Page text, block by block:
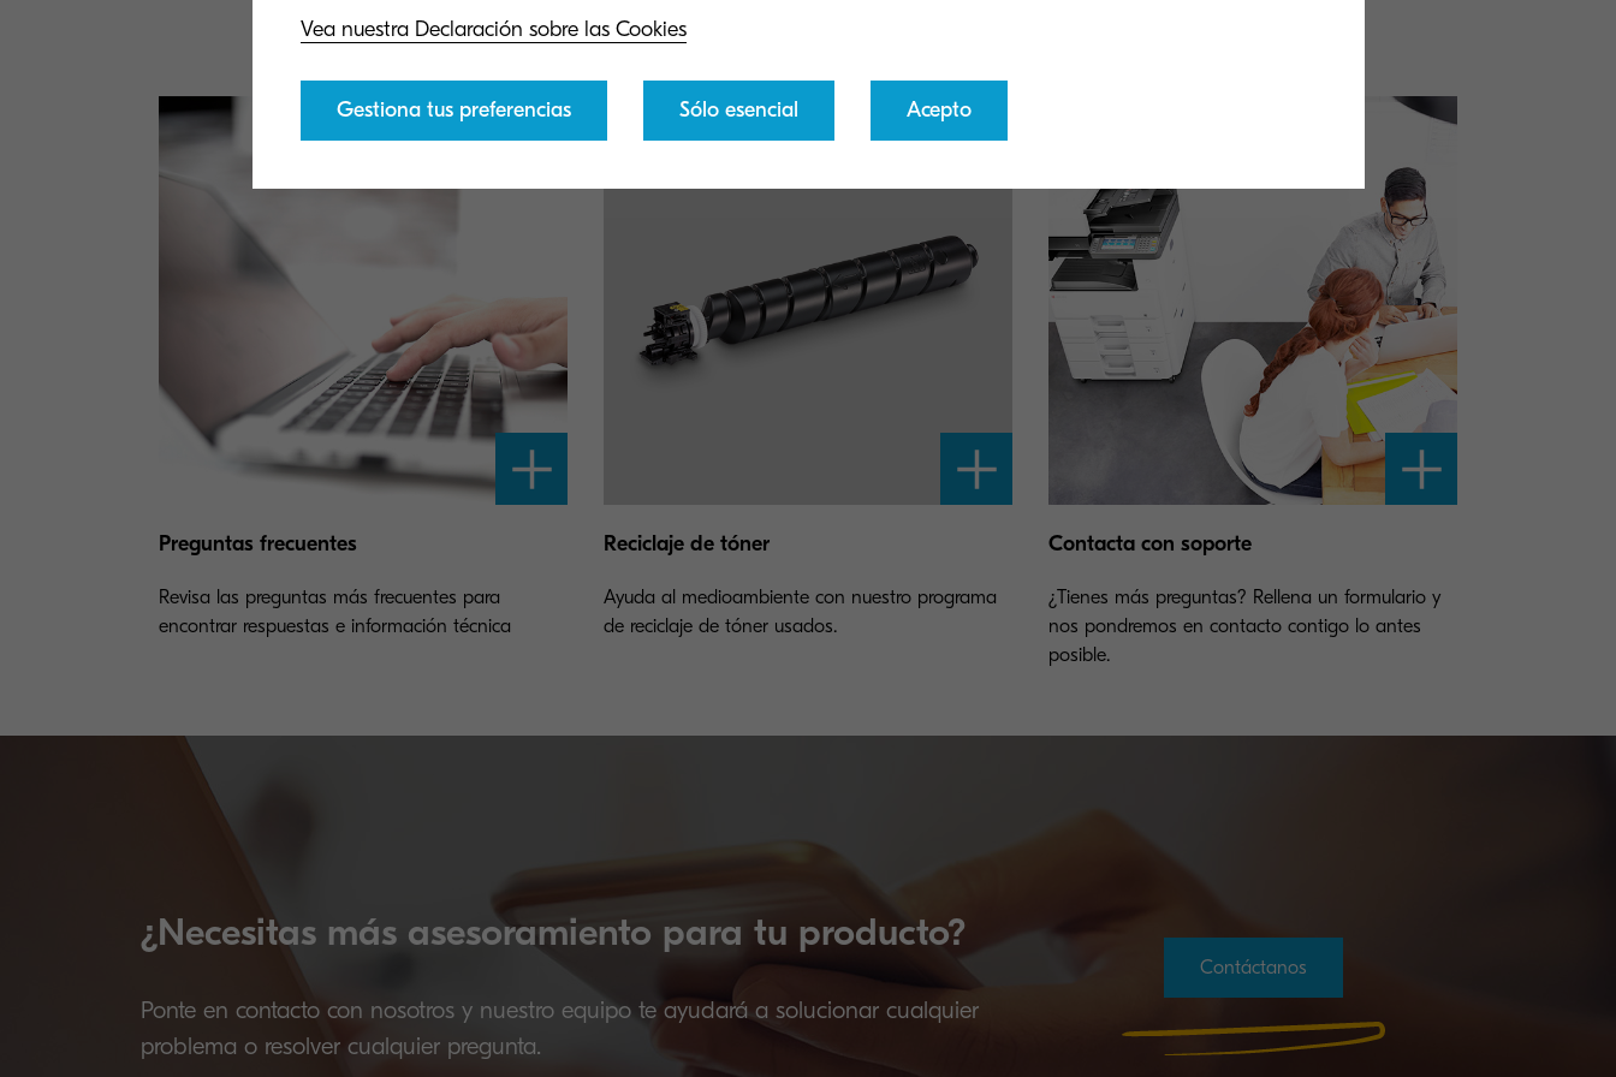
Preguntas frecuentes
Revisa las preguntas más frecuentes para
encontrar respuestas e información técnica
Reciclaje de tóner
Ayuda al medioambiente con nuestro programa
de reciclaje de tóner usados.
Contacta con soporte
¿Tienes más preguntas? Rellena un formulario y
nos pondremos en contacto contigo lo antes
posible.
¿Necesitas más asesoramiento para tu producto?
Ponte en contacto con nosotros y nuestro equipo te ayudará a solucionar cualquier
problema o resolver cualquier pregunta.
Contáctanos
Vea nuestra Declaración sobre las Cookies
Gestiona tus preferencias Sólo esencial Acepto